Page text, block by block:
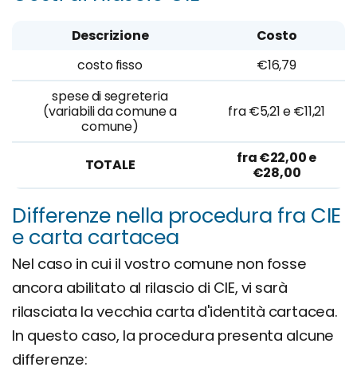
Descrizione
Costo
costo fisso
€16,79
spese di segreteria
(variabili da comune a
comune)
fra €5,21 e €11,21
TOTALE
fra €22,00 e
€28,00
Differenze nella procedura fra CIE
e carta cartacea
Nel caso in cui il vostro comune non fosse
ancora abilitato al rilascio di CIE, vi sarà
rilasciata la vecchia carta d'identità cartacea.
In questo caso, la procedura presenta alcune
differenze: